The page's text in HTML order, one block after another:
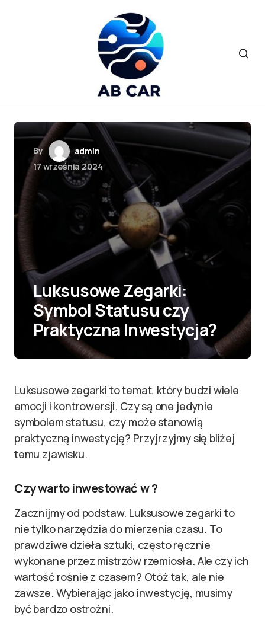
By
admin
17 września 2024
Luksusowe Zegarki:
Symbol Statusu czy
Praktyczna Inwestycja?
Luksusowe zegarki to temat, który budzi wiele
emocji i kontrowersji. Czy są one jedynie
symbolem statusu, czy może stanowią
praktyczną inwestycję? Przyjrzyjmy się bliżej
temu zjawisku.
Czy warto inwestować w ?
Zacznijmy od podstaw. Luksusowe zegarki to
nie tylko narzędzia do mierzenia czasu. To
prawdziwe dzieła sztuki, często ręcznie
wykonane przez mistrzów rzemiosła. Ale czy ich
wartość rośnie z czasem? Otóż tak, ale nie
zawsze. Wybierając jako inwestycję, musimy
być bardzo ostrożni.